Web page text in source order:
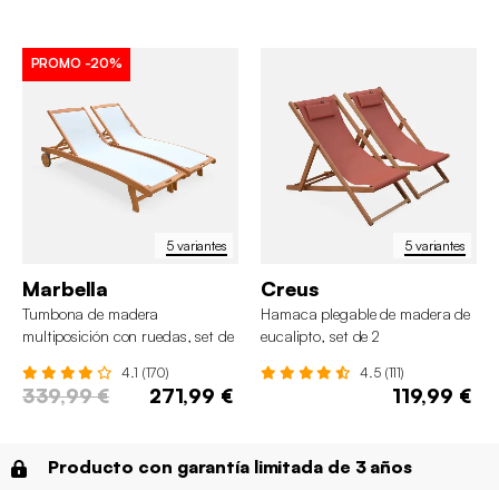
5 variantes
PROMO -20%
Marbella
Tumbona de madera
multiposición con ruedas, set de
4.1 (170)
339,99 € 271,99 €
5 variantes
Creus
Hamaca plegable de madera de
eucalipto, set de 2
4.5 (111)
119,99 €
Producto con garantía limitada de 3 años